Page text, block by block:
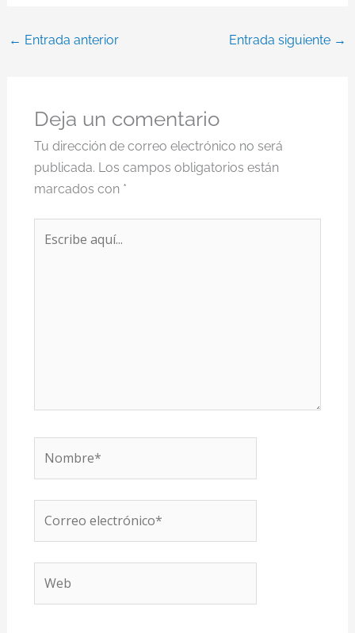
← Entrada anterior Entrada siguiente →
Deja un comentario
Tu dirección de correo electrónico no será
publicada. Los campos obligatorios están
marcados con *